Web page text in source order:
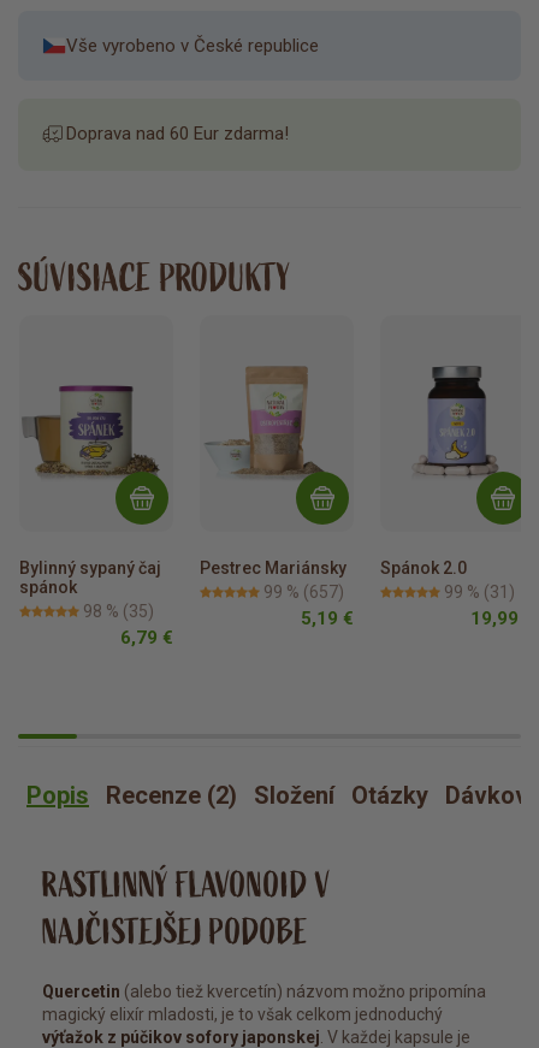
Vše vyrobeno v České republice
Doprava nad 60 Eur zdarma!
SÚVISIACE PRODUKTY
Bylinný sypaný čaj
spánok
98 % (35)
6,79 €
Pestrec Mariánsky
99 % (657)
5,19 €
Spánok 2.0
99 % (31)
19,99 €
Popis Recenze (2) Složení Otázky
RASTLINNÝ FLAVONOID V
NAJČISTEJŠEJ PODOBE
Quercetin (alebo tiež kvercetín) názvom možno pripomína
magický elixír mladosti, je to však celkom jednoduchý
výťažok z púčikov sofory japonskej . V každej kapsule je